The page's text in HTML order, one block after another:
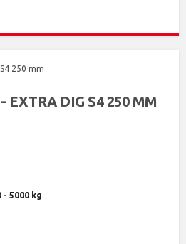
EXTRA DIG S4 250 MM
- 5000 kg